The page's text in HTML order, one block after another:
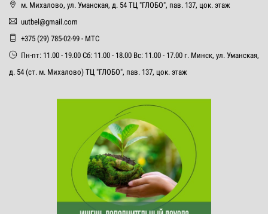
м. Михалово, ул. Уманская, д. 54 ТЦ "ГЛОБО", пав. 137, цок. этаж
uutbel@gmail.com
+375 (29) 785-02-99 - МТС
Пн-пт: 11.00 - 19.00 Сб: 11.00 - 18.00 Вс: 11.00 - 17.00 г. Минск, ул. Уманская,
д. 54 (ст. м. Михалово) ТЦ "ГЛОБО", пав. 137, цок. этаж